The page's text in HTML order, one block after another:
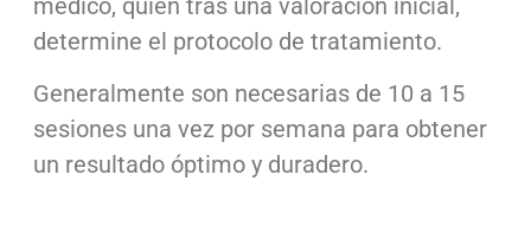
médico, quien tras una valoración inicial,
determine el protocolo de tratamiento.
Generalmente son necesarias de 10 a 15
sesiones una vez por semana para obtener
un resultado óptimo y duradero.